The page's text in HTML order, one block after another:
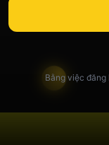
Bằng việc đăng